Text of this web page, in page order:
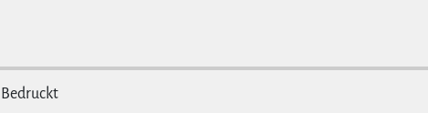
Bedruckt